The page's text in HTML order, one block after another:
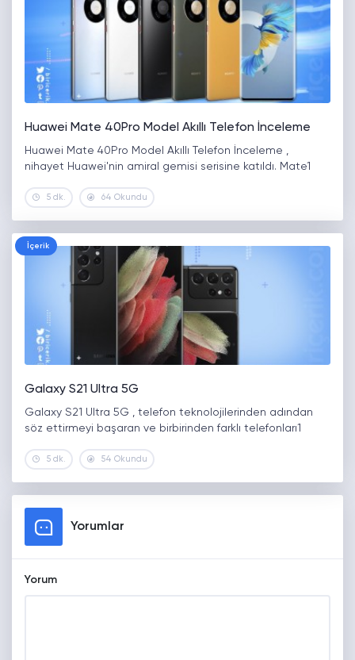
Huawei Mate 40Pro Model Akıllı Telefon İnceleme
Huawei Mate 40Pro Model Akıllı Telefon İnceleme ,
nihayet Huawei'nin amiral gemisi serisine katıldı. Mate1
5 dk. 64 Okundu
İçerik
Galaxy S21 Ultra 5G
Galaxy S21 Ultra 5G , telefon teknolojilerinden adından
söz ettirmeyi başaran ve birbirinden farklı telefonları1
5 dk. 54 Okundu
Yorumlar
Yorum